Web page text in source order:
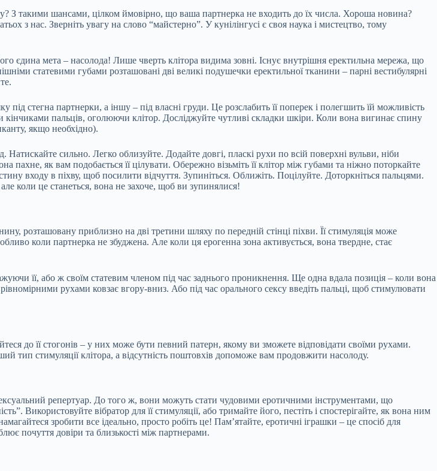
З такими шансами, цілком ймовірно, що ваша партнерка не входить до їх числа. Хороша новина?
з нас. Зверніть увагу на слово “майстерно”. У кунілінгусі є своя наука і мистецтво, тому
єдина мета – насолода! Лише чверть клітора видима зовні. Існує внутрішня еректильна мережа, що
статевими губами розташовані дві великі подушечки еректильної тканини – парні вестибулярні
стегна партнерки, а іншу – під власні груди. Це розслабить її поперек і полегшить їй можливість
кінчиками пальців, оголюючи клітор. Досліджуйте чутливі складки шкіри. Коли вона вигинає спину
якщо необхідно).
сильно. Легко облизуйте. Додайте довгі, пласкі рухи по всій поверхні вульви, ніби
пахне, як вам подобається її цілувати. Обережно візьміть її клітор між губами та ніжно поторкайте
входу в піхву, щоб посилити відчуття. Зупиніться. Оближіть. Поцілуйте. Доторкніться пальцями.
коли це станеться, вона не захоче, щоб ви зупинялися!
розташовану приблизно на дві третини шляху по передній стінці піхви. Її стимуляція може
коли партнерка не збуджена. Але коли ця ерогенна зона активується, вона твердне, стає
її, або ж своїм статевим членом під час заднього проникнення. Ще одна вдала позиція – коли вона
рухами ковзає вгору-вниз. Або під час орального сексу введіть пальці, щоб стимулювати
до її стогонів – у них може бути певний патерн, якому ви зможете відповідати своїми рухами.
тип стимуляції клітора, а відсутність поштовхів допоможе вам продовжити насолоду.
репертуар. До того ж, вони можуть стати чудовими еротичними інструментами, що
Використовуйте вібратор для її стимуляції, або тримайте його, пестіть і спостерігайте, як вона ним
зробити все ідеально, просто робіть це! Пам’ятайте, еротичні іграшки – це спосіб для
почуття довіри та близькості між партнерами.